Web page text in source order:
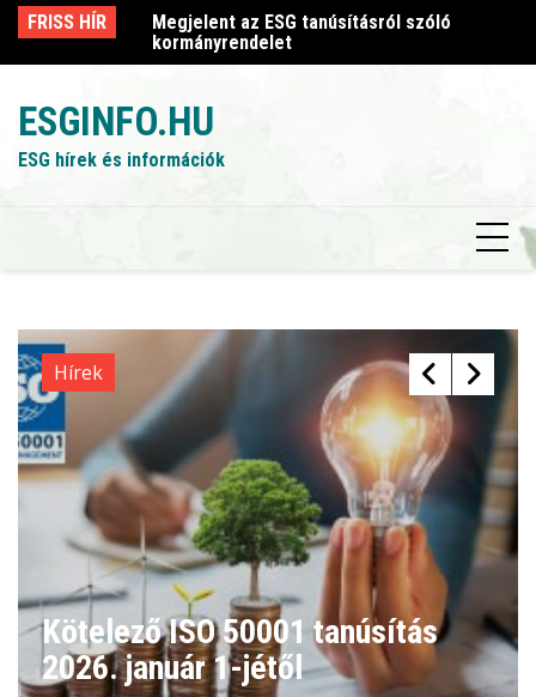
Skip
content
FRISS HÍR
szóló
Megjelent az ESG tanúsításról szóló
kormányrendelet
ESGINFO.HU
ESG hírek és információk
Hírek
Kötelező ISO 50001 tanúsítás
2026. január 1-jétől